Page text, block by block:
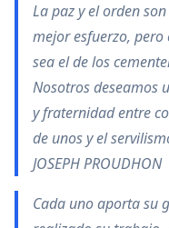
La paz y el orden
mejor esfuerzo,
sea el de los
Nosotros deseamos
y fraternidad entre
de unos y el
JOSEPH PROUDHON
Cada uno aporta su